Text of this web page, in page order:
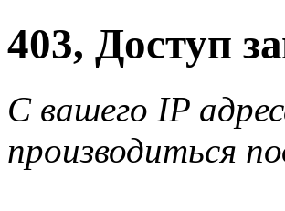
403, Доступ
С вашего IP
производиться